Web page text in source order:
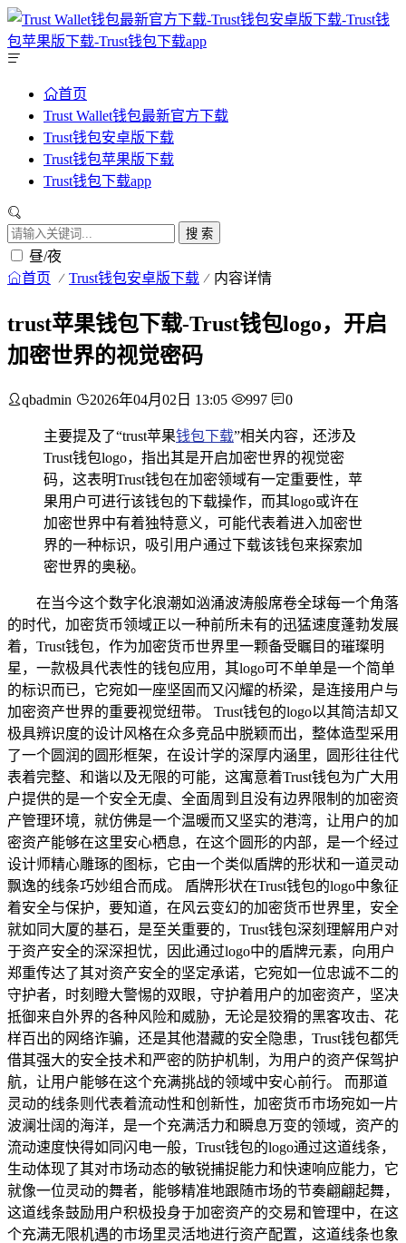
首页
Trust Wallet钱包最新官方下载
Trust钱包安卓版下载
Trust钱包苹果版下载
Trust钱包下载app
搜 索
昼/夜
首页 Trust钱包安卓版下载 内容详情
trust苹果钱包下载-Trust钱包logo，开启
加密世界的视觉密码
qbadmin 2026年04月02日 13:05 997 0
主要提及了“trust苹果钱包下载”相关内容，还涉及
Trust钱包logo，指出其是开启加密世界的视觉密
码，这表明Trust钱包在加密领域有一定重要性，苹
果用户可进行该钱包的下载操作，而其logo或许在
加密世界中有着独特意义，可能代表着进入加密世
界的一种标识，吸引用户通过下载该钱包来探索加
密世界的奥秘。
在当今这个数字化浪潮如汹涌波涛般席卷全球每一个角落
的时代，加密货币领域正以一种前所未有的迅猛速度蓬勃发展
着，Trust钱包，作为加密货币世界里一颗备受瞩目的璀璨明
星，一款极具代表性的钱包应用，其logo可不单单是一个简单
的标识而已，它宛如一座坚固而又闪耀的桥梁，是连接用户与
加密资产世界的重要视觉纽带。 Trust钱包的logo以其简洁却又
极具辨识度的设计风格在众多竞品中脱颖而出，整体造型采用
了一个圆润的圆形框架，在设计学的深厚内涵里，圆形往往代
表着完整、和谐以及无限的可能，这寓意着Trust钱包为广大用
户提供的是一个安全无虞、全面周到且没有边界限制的加密资
产管理环境，就仿佛是一个温暖而又坚实的港湾，让用户的加
密资产能够在这里安心栖息，在这个圆形的内部，是一个经过
设计师精心雕琢的图标，它由一个类似盾牌的形状和一道灵动
飘逸的线条巧妙组合而成。 盾牌形状在Trust钱包的logo中象征
着安全与保护，要知道，在风云变幻的加密货币世界里，安全
就如同大厦的基石，是至关重要的，Trust钱包深刻理解用户对
于资产安全的深深担忧，因此通过logo中的盾牌元素，向用户
郑重传达了其对资产安全的坚定承诺，它宛如一位忠诚不二的
守护者，时刻瞪大警惕的双眼，守护着用户的加密资产，坚决
抵御来自外界的各种风险和威胁，无论是狡猾的黑客攻击、花
样百出的网络诈骗，还是其他潜藏的安全隐患，Trust钱包都凭
借其强大的安全技术和严密的防护机制，为用户的资产保驾护
航，让用户能够在这个充满挑战的领域中安心前行。 而那道
灵动的线条则代表着流动性和创新性，加密货币市场宛如一片
波澜壮阔的海洋，是一个充满活力和瞬息万变的领域，资产的
流动速度快得如同闪电一般，Trust钱包的logo通过这道线条，
生动体现了其对市场动态的敏锐捕捉能力和快速响应能力，它
就像一位灵动的舞者，能够精准地跟随市场的节奏翩翩起舞，
这道线条鼓励用户积极投身于加密资产的交易和管理中，在这
个充满无限机遇的市场里灵活地进行资产配置，这道线条也象